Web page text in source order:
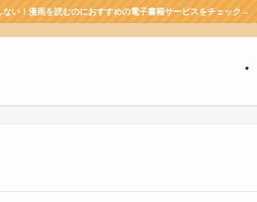
おすすめの電子書籍サービスをチェック→